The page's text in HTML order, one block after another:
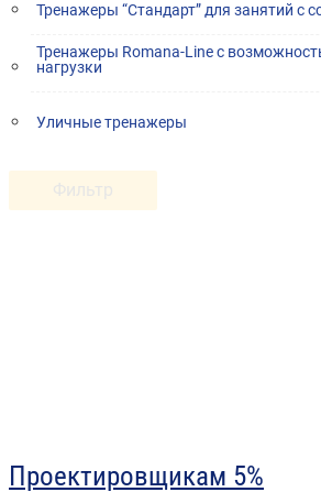
Тренажеры “Стандарт” для занятий с
Тренажеры Romana-Line с
нагрузки
Уличные тренажеры
Фильтр
Проектировщикам 5%